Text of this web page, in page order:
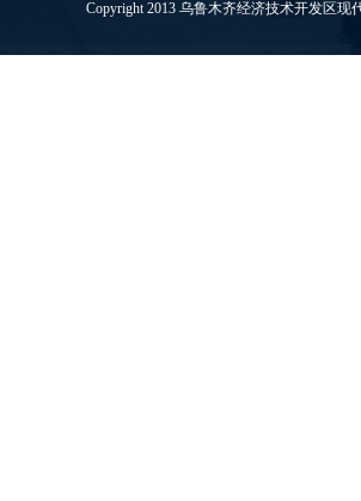
Copyright 2013 乌鲁木齐经济技术开发区